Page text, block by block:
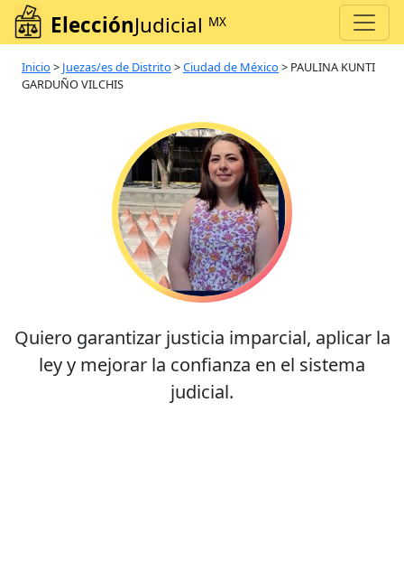
ElecciónJudicial MX
Inicio > Juezas/es de Distrito >Ciudad de México > PAULINA KUNTI
GARDUÑO VILCHIS
Quiero garantizar justicia imparcial, aplicar la
ley y mejorar la confianza en el sistema
judicial.